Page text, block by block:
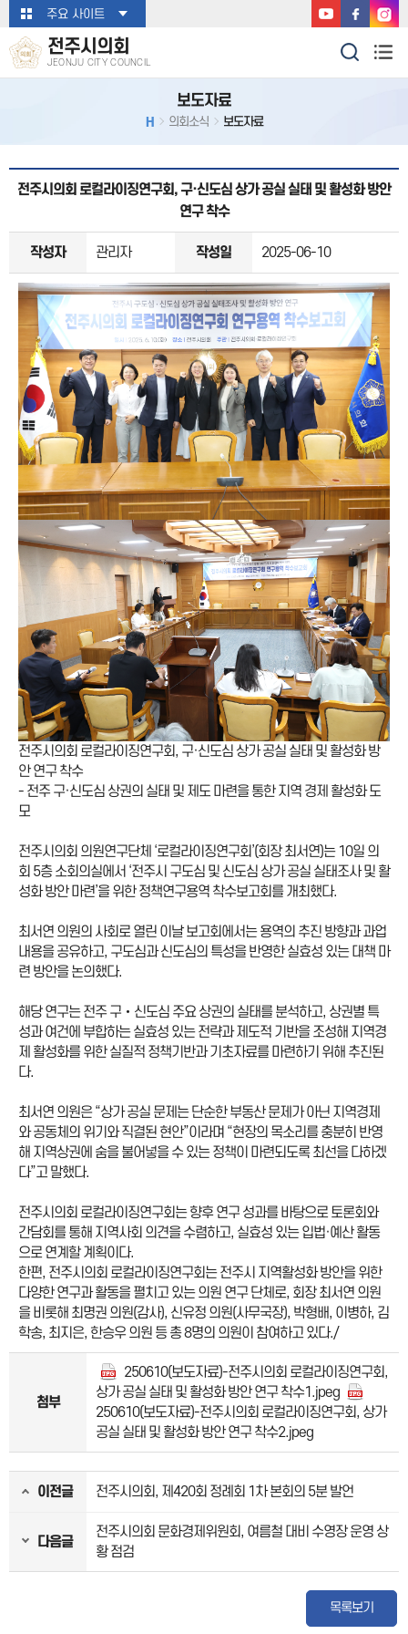
본문바로가기주요 사이트
전주시의회
JEONJU CITY COUNCIL
보도자료
H 의회소식 보도자료
전주시의회 로컬라이징연구회, 구·신도심 상가 공실 실태 및 활성화 방안
연구 착수
작성자 관리자 작성일 2025-06-10
전주시의회 로컬라이징연구회, 구·신도심 상가 공실 실태 및 활성화 방
안 연구 착수
- 전주 구·신도심 상권의 실태 및 제도 마련을 통한 지역 경제 활성화 도
모
전주시의회 의원연구단체 ‘로컬라이징연구회’(회장 최서연)는 10일 의
회 5층 소회의실에서 ‘전주시 구도심 및 신도심 상가 공실 실태조사 및 활
성화 방안 마련’을 위한 정책연구용역 착수보고회를 개최했다.
최서연 의원의 사회로 열린 이날 보고회에서는 용역의 추진 방향과 과업
내용을 공유하고, 구도심과 신도심의 특성을 반영한 실효성 있는 대책 마
련 방안을 논의했다.
해당 연구는 전주 구‧신도심 주요 상권의 실태를 분석하고, 상권별 특
성과 여건에 부합하는 실효성 있는 전략과 제도적 기반을 조성해 지역경
제 활성화를 위한 실질적 정책기반과 기초자료를 마련하기 위해 추진된
다.
최서연 의원은 “상가 공실 문제는 단순한 부동산 문제가 아닌 지역경제
와 공동체의 위기와 직결된 현안”이라며 “현장의 목소리를 충분히 반영
해 지역상권에 숨을 불어넣을 수 있는 정책이 마련되도록 최선을 다하겠
다”고 말했다.
전주시의회 로컬라이징연구회는 향후 연구 성과를 바탕으로 토론회와
간담회를 통해 지역사회 의견을 수렴하고, 실효성 있는 입법·예산 활동
으로 연계할 계획이다.
한편, 전주시의회 로컬라이징연구회는 전주시 지역활성화 방안을 위한
다양한 연구과 활동을 펼치고 있는 의원 연구 단체로, 회장 최서연 의원
을 비롯해 최명권 의원(감사), 신유정 의원(사무국장), 박형배, 이병하, 김
학송, 최지은, 한승우 의원 등 총 8명의 의원이 참여하고 있다./
첨부
250610(보도자료)-전주시의회 로컬라이징연구회,
상가 공실 실태 및 활성화 방안 연구 착수1.jpeg
250610(보도자료)-전주시의회 로컬라이징연구회, 상가
공실 실태 및 활성화 방안 연구 착수2.jpeg
이전글 전주시의회, 제420회 정례회 1차 본회의 5분 발언
다음글
전주시의회 문화경제위원회, 여름철 대비 수영장 운영 상
황 점검
목록보기